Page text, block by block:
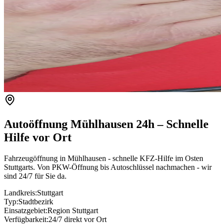
Autoöffnung Mühlhausen 24h – Schnelle
Hilfe vor Ort
Fahrzeugöffnung in Mühlhausen - schnelle KFZ-Hilfe im Osten
Stuttgarts. Von PKW-Öffnung bis Autoschlüssel nachmachen - wir
sind 24/7 für Sie da.
Landkreis:Stuttgart
Typ:Stadtbezirk
Einsatzgebiet:Region Stuttgart
Verfügbarkeit:24/7 direkt vor Ort